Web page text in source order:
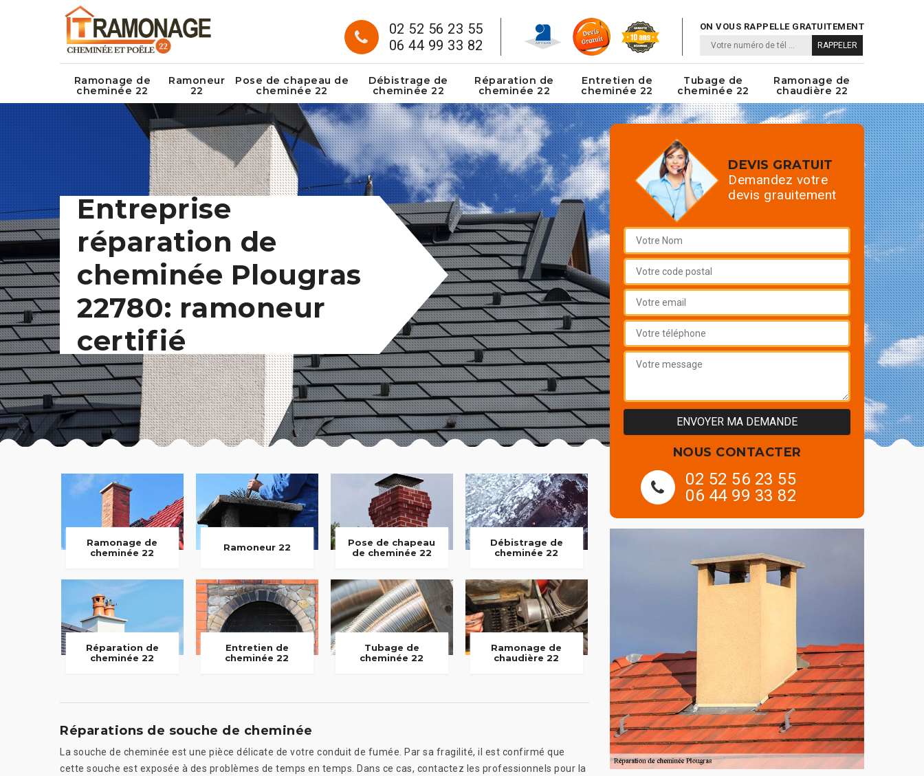
02 52 56 23 55
06 44 99 33 82
ON VOUS RAPPELLE GRATUITEMENT
Ramonage de
cheminée 22
Ramoneur
22
Pose de chapeau de
cheminée 22
Débistrage de
cheminée 22
Réparation de
cheminée 22
Entretien de
cheminée 22
Tubage de
cheminée 22
Ramonage de
chaudière 22
Entreprise
réparation de
cheminée Plougras
22780: ramoneur
certifié
Ramonage de
cheminée 22
Ramoneur 22
Pose de chapeau
de cheminée 22
Débistrage de
cheminée 22
Réparation de
cheminée 22
Entretien de
cheminée 22
Tubage de
cheminée 22
Ramonage de
chaudière 22
Réparations de souche de cheminée
La souche de cheminée est une pièce délicate de votre conduit de fumée. Par sa fragilité, il est confirmé que
cette souche est exposée à des problèmes de temps en temps. Dans ce cas, contactez les professionnels pour la
DEVIS GRATUIT
Demandez votre
devis grauitement
NOUS CONTACTER
02 52 56 23 55
06 44 99 33 82